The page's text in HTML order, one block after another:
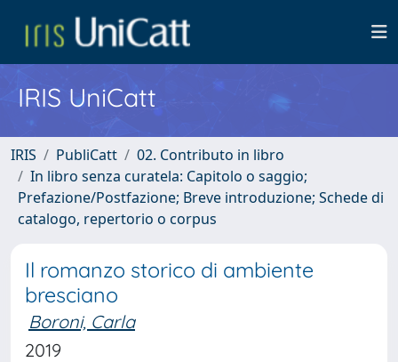
IRIS UniCatt
IRIS PubliCatt
02. Contributo in libro
In libro senza curatela: Capitolo o saggio;
Prefazione/Postfazione; Breve introduzione; Schede di
catalogo, repertorio o corpus
Il romanzo storico di ambiente
bresciano
Boroni, Carla
2019